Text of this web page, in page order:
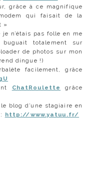
grâce à ce magnifique
qui faisait de la
»
je n’étais pas folle en me
totalement sur
de photos sur mon
dingue !)
facilement, grâce
ChatRoulette
grâce
le blog d’une stagiaire en
http://www.yatuu.fr/